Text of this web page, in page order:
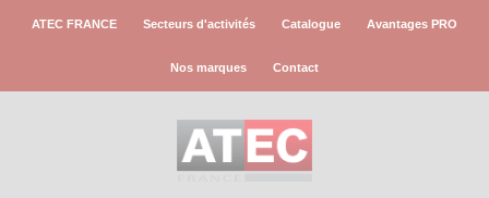
ATEC FRANCE Secteurs d'activités Catalogue Avantages PRO
Nos marques Contact